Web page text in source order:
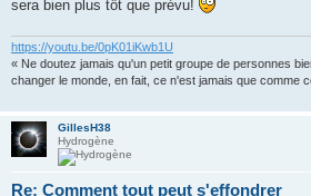
sera bien plus tôt que prévu!
https://youtu.be/0pK01iKwb1U
« Ne doutez jamais qu'un petit groupe de personnes
changer le monde, en fait, ce n'est jamais que comme
GillesH38
Hydrogène
Re: Comment tout peut s'effondrer